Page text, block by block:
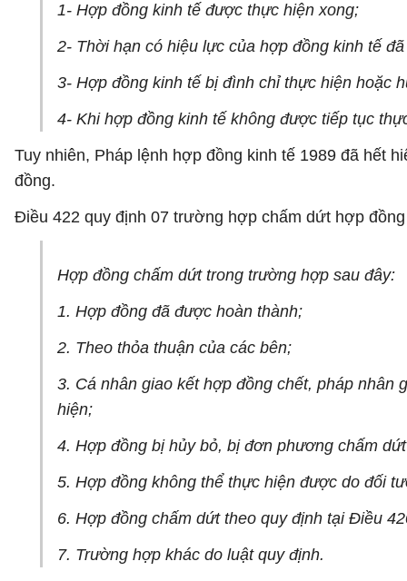
1- Hợp đồng kinh tế được thực hiện xong;
2- Thời hạn có hiệu lực của hợp đồng kinh tế
3- Hợp đồng kinh tế bị đình chỉ thực hiện hoặc
4- Khi hợp đồng kinh tế không được tiếp tục
Tuy nhiên, Pháp lệnh hợp đồng kinh tế 1989 đã hết
đồng.
Điều 422 quy định 07 trường hợp chấm dứt hợp
Hợp đồng chấm dứt trong trường hợp sau đây:
1. Hợp đồng đã được hoàn thành;
2. Theo thỏa thuận của các bên;
3. Cá nhân giao kết hợp đồng chết, pháp nhân
hiện;
4. Hợp đồng bị hủy bỏ, bị đơn phương chấm
5. Hợp đồng không thể thực hiện được do đối
6. Hợp đồng chấm dứt theo quy định tại Điều
7. Trường hợp khác do luật quy định.